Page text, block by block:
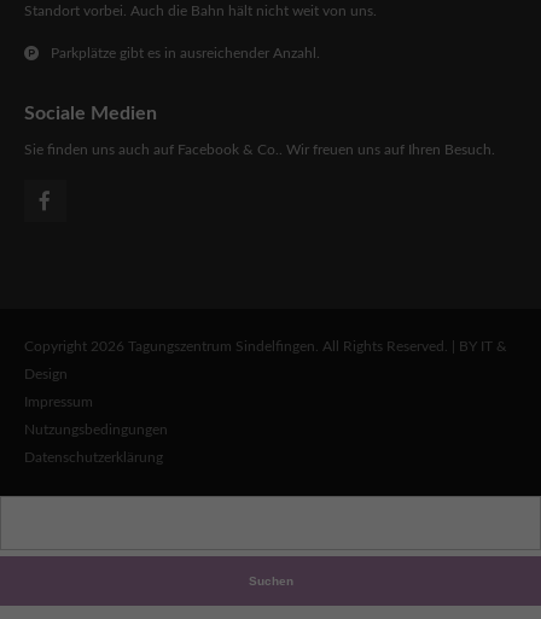
Standort vorbei. Auch die Bahn hält nicht weit von uns.
Parkplätze gibt es in ausreichender Anzahl.
Sociale Medien
Sie finden uns auch auf Facebook & Co.. Wir freuen uns auf Ihren Besuch.
Copyright 2026 Tagungszentrum Sindelfingen. All Rights Reserved. | BY IT &
Design
Impressum
Nutzungsbedingungen
Datenschutzerklärung
Suchen